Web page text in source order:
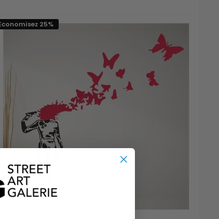
25%